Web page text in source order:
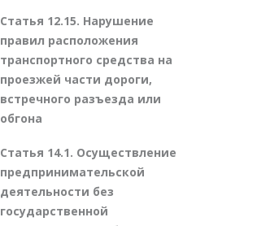
Статья 12.15. Нарушение
правил расположения
транспортного средства на
проезжей части дороги,
встречного разъезда или
обгона
Статья 14.1. Осуществление
предпринимательской
деятельности без
государственной